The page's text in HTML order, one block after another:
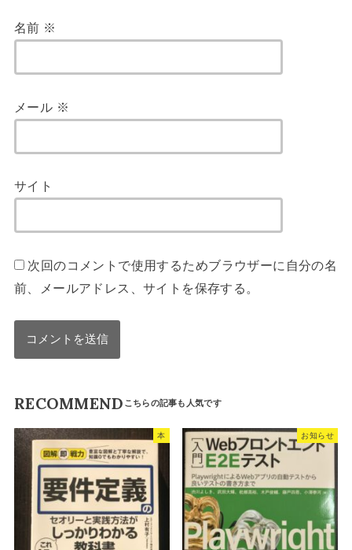
名前 ※
メール ※
サイト
次回のコメントで使用するためブラウザーに自分の名
前、メールアドレス、サイトを保存する。
RECOMMEND
本 お知らせ